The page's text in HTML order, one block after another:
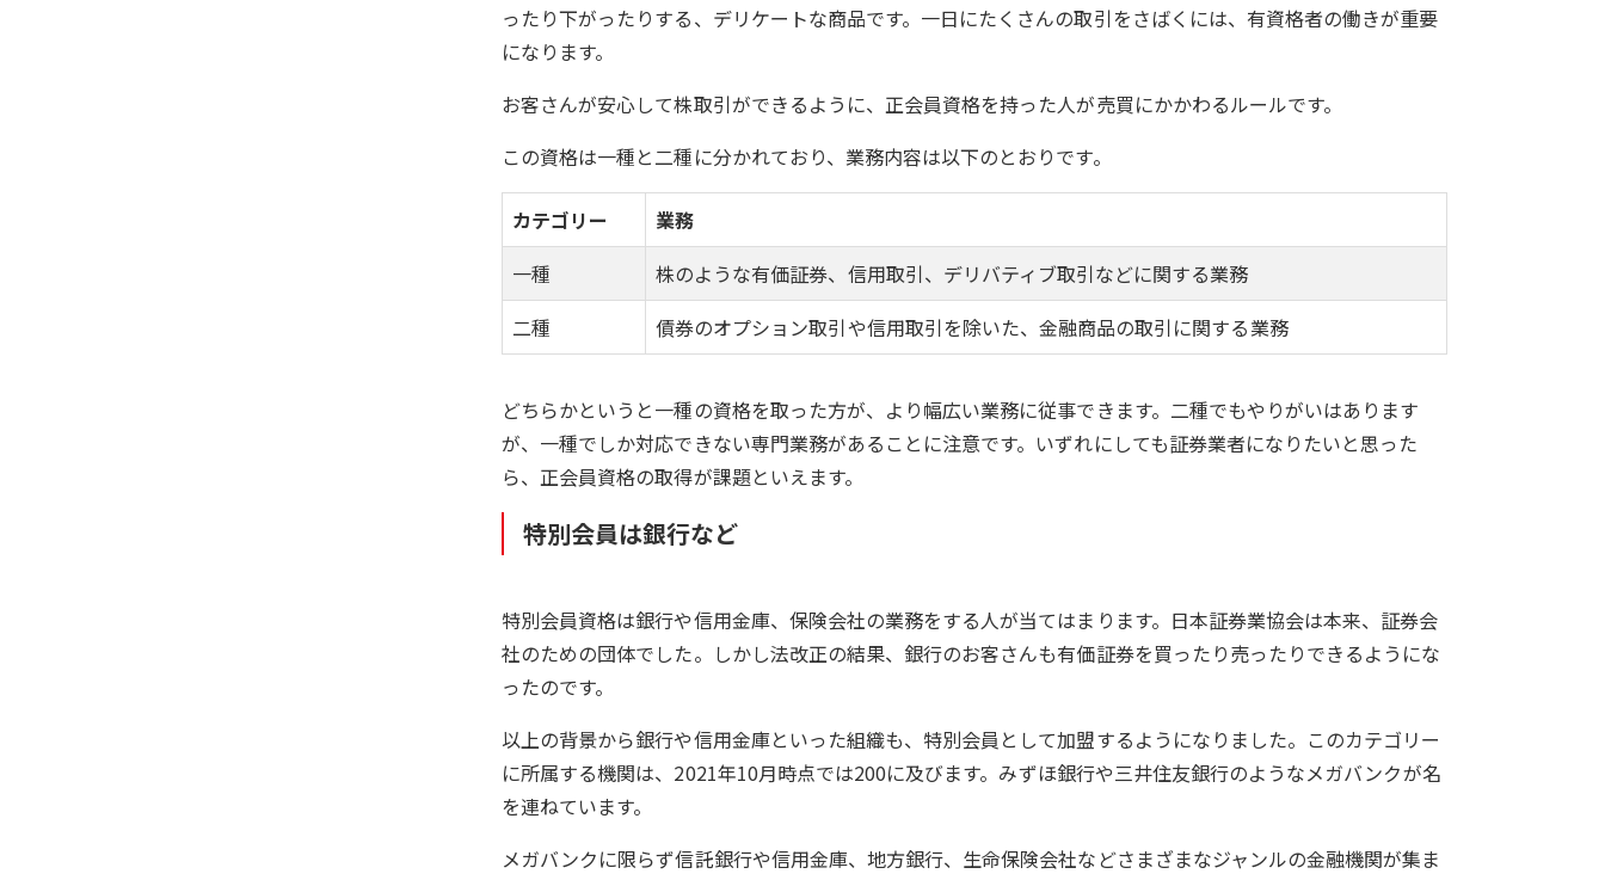
ったり下がったりする、デリケートな商品です。一日にたくさんの取引をさばくには、有資格者の働きが重要
になります。
お客さんが安心して株取引ができるように、正会員資格を持った人が売買にかかわるルールです。
この資格は一種と二種に分かれており、業務内容は以下のとおりです。
カテゴリー
業務
一種
株のような有価証券、信用取引、デリバティブ取引などに関する業務
二種
債券のオプション取引や信用取引を除いた、金融商品の取引に関する業務
どちらかというと一種の資格を取った方が、より幅広い業務に従事できます。二種でもやりがいはあります
が、一種でしか対応できない専門業務があることに注意です。いずれにしても証券業者になりたいと思った
ら、正会員資格の取得が課題といえます。
特別会員は銀行など
特別会員資格は銀行や信用金庫、保険会社の業務をする人が当てはまります。日本証券業協会は本来、証券会
社のための団体でした。しかし法改正の結果、銀行のお客さんも有価証券を買ったり売ったりできるようにな
ったのです。
以上の背景から銀行や信用金庫といった組織も、特別会員として加盟するようになりました。このカテゴリー
に所属する機関は、2021年10月時点では200に及びます。みずほ銀行や三井住友銀行のようなメガバンクが名
を連ねています。
メガバンクに限らず信託銀行や信用金庫、地方銀行、生命保険会社などさまざまなジャンルの金融機関が集ま